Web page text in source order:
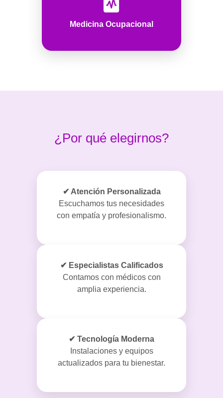
Medicina Ocupacional
¿Por qué elegirnos?
✔ Atención Personalizada
Escuchamos tus necesidades
con empatía y profesionalismo.
✔ Especialistas Calificados
Contamos con médicos con
amplia experiencia.
✔ Tecnología Moderna
Instalaciones y equipos
actualizados para tu bienestar.